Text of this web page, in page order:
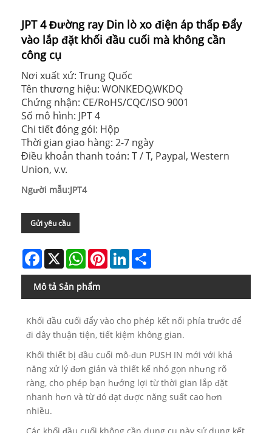
JPT 4 Đường ray Din lò xo điện áp thấp Đẩy
vào lắp đặt khối đầu cuối mà không cần
công cụ
Nơi xuất xứ: Trung Quốc
Tên thương hiệu: WONKEDQ,WKDQ
Chứng nhận: CE/RoHS/CQC/ISO 9001
Số mô hình: JPT 4
Chi tiết đóng gói: Hộp
Thời gian giao hàng: 2-7 ngày
Điều khoản thanh toán: T / T, Paypal, Western
Union, v.v.
Người mẫu:JPT4
Gửi yêu cầu
Facebook
X WhatsAppPinterestLinkedIn
Mô tả Sản phẩm
Khối đầu cuối đẩy vào cho phép kết nối phía trước để
đi dây thuận tiện, tiết kiệm không gian.
Khối thiết bị đầu cuối mô-đun PUSH IN mới với khả
năng xử lý đơn giản và thiết kế nhỏ gọn nhưng rõ
ràng, cho phép bạn hưởng lợi từ thời gian lắp đặt
nhanh hơn và từ đó đạt được năng suất cao hơn
nhiều.